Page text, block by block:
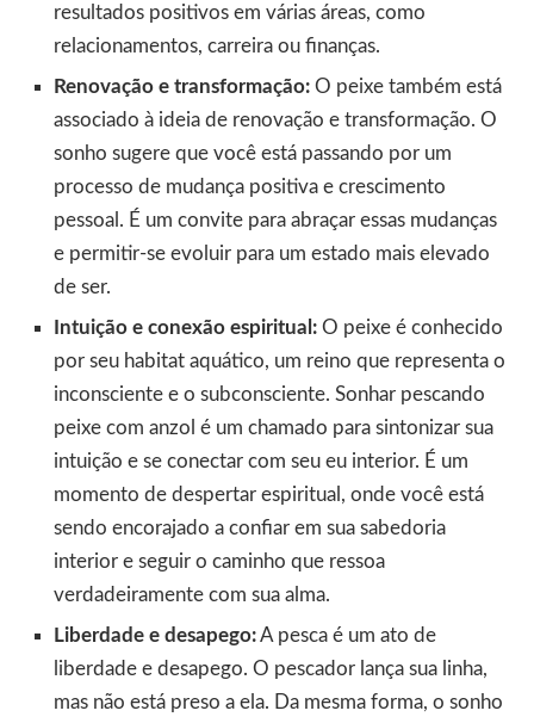
resultados positivos em várias áreas, como
relacionamentos, carreira ou finanças.
Renovação e transformação: O peixe também está
associado à ideia de renovação e transformação. O
sonho sugere que você está passando por um
processo de mudança positiva e crescimento
pessoal. É um convite para abraçar essas mudanças
e permitir-se evoluir para um estado mais elevado
de ser.
Intuição e conexão espiritual: O peixe é conhecido
por seu habitat aquático, um reino que representa o
inconsciente e o subconsciente. Sonhar pescando
peixe com anzol é um chamado para sintonizar sua
intuição e se conectar com seu eu interior. É um
momento de despertar espiritual, onde você está
sendo encorajado a confiar em sua sabedoria
interior e seguir o caminho que ressoa
verdadeiramente com sua alma.
Liberdade e desapego:A pesca é um ato de
liberdade e desapego. O pescador lança sua linha,
mas não está preso a ela. Da mesma forma, o sonho